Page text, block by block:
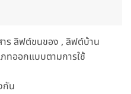
ร ลิฟต์ขนของ , ลิฟต์บ้าน
ภทออกแบบตามการใช้
กัน